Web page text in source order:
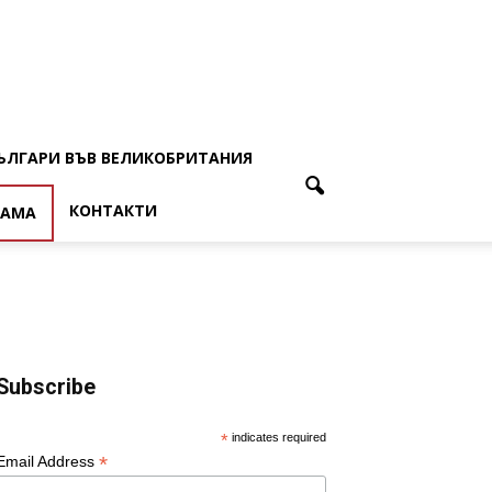
ВЪВ ВЕЛИКОБРИТАНИЯ
КОНТАКТИ
* indicates required
Address *